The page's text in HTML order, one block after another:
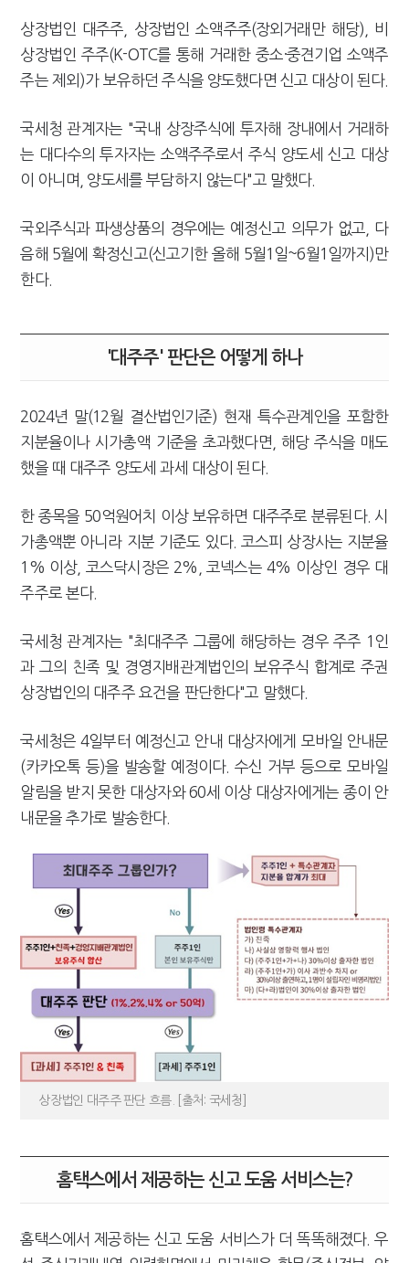
상장법인 대주주, 상장법인 소액주주(장외거래만 해당), 비
상장법인 주주(K-OTC를 통해 거래한 중소·중견기업 소액주
주는 제외)가 보유하던 주식을 양도했다면 신고 대상이 된다.
국세청 관계자는 "국내 상장주식에 투자해 장내에서 거래하
는 대다수의 투자자는 소액주주로서 주식 양도세 신고 대상
이 아니며, 양도세를 부담하지 않는다"고 말했다.
국외주식과 파생상품의 경우에는 예정신고 의무가 없고, 다
음해 5월에 확정신고(신고기한 올해 5월1일~6월1일까지)만
한다.
'대주주' 판단은 어떻게 하나
2024년 말(12월 결산법인기준) 현재 특수관계인을 포함한
지분율이나 시가총액 기준을 초과했다면, 해당 주식을 매도
했을 때 대주주 양도세 과세 대상이 된다.
한 종목을 50억원어치 이상 보유하면 대주주로 분류된다. 시
가총액뿐 아니라 지분 기준도 있다. 코스피 상장사는 지분율
1% 이상, 코스닥시장은 2%, 코넥스는 4% 이상인 경우 대
주주로 본다.
국세청 관계자는 "최대주주 그룹에 해당하는 경우 주주 1인
과 그의 친족 및 경영지배관계법인의 보유주식 합계로 주권
상장법인의 대주주 요건을 판단한다"고 말했다.
국세청은 4일부터 예정신고 안내 대상자에게 모바일 안내문
(카카오톡 등)을 발송할 예정이다. 수신 거부 등으로 모바일
알림을 받지 못한 대상자와 60세 이상 대상자에게는 종이 안
내문을 추가로 발송한다.
상장법인 대주주 판단 흐름. [출처: 국세청]
홈택스에서 제공하는 신고 도움 서비스는?
홈택스에서 제공하는 신고 도움 서비스가 더 똑똑해졌다. 우